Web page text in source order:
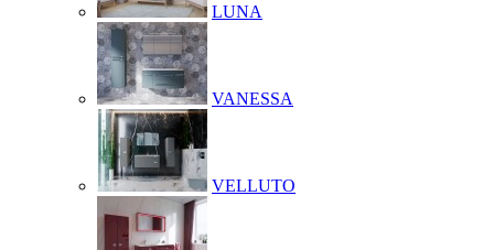
LUNA
VANESSA
VELLUTO